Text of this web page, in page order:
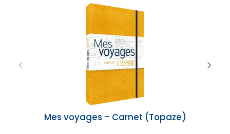
Mes voyages – Carnet (Topaze)